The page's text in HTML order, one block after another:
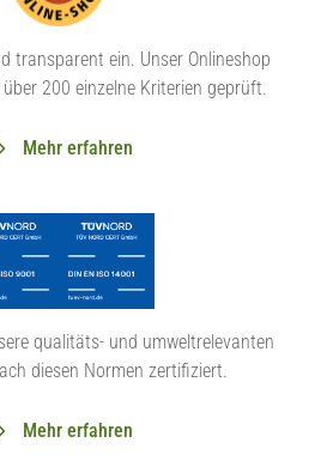
transparent ein. Unser Onlineshop
200 einzelne Kriterien geprüft.
Mehr erfahren
qualitäts- und umweltrelevanten
diesen Normen zertifiziert.
Mehr erfahren